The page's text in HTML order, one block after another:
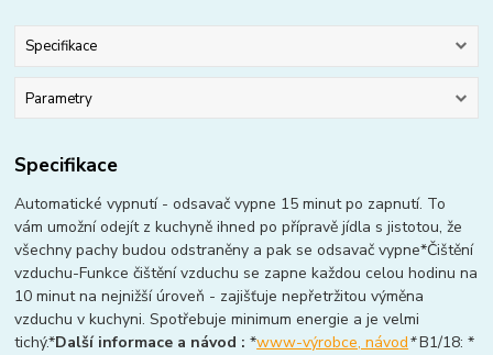
Specifikace
Parametry
Specifikace
Automatické vypnutí - odsavač vypne 15 minut po zapnutí. To
vám umožní odejít z kuchyně ihned po přípravě jídla s jistotou, že
všechny pachy budou odstraněny a pak se odsavač vypne*Čištění
vzduchu-Funkce čištění vzduchu se zapne každou celou hodinu na
10 minut na nejnižší úroveň - zajišťuje nepřetržitou výměna
vzduchu v kuchyni. Spotřebuje minimum energie a je velmi
tichý.*Další informace a návod : *www-výrobce, návod*B1/18: *